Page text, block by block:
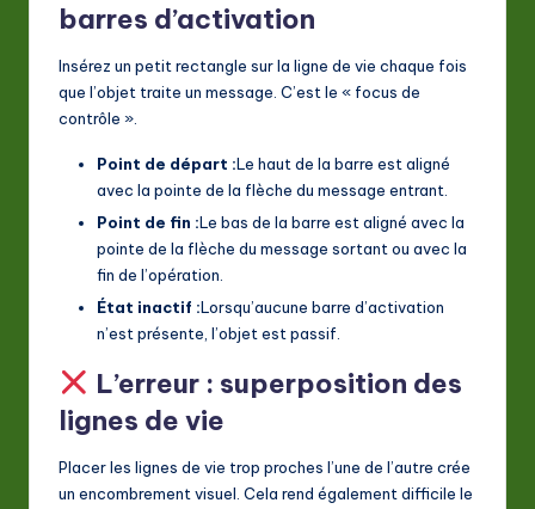
barres d’activation
Insérez un petit rectangle sur la ligne de vie chaque fois
que l’objet traite un message. C’est le « focus de
contrôle ».
Point de départ :Le haut de la barre est aligné
avec la pointe de la flèche du message entrant.
Point de fin :Le bas de la barre est aligné avec la
pointe de la flèche du message sortant ou avec la
fin de l’opération.
État inactif :Lorsqu’aucune barre d’activation
n’est présente, l’objet est passif.
L’erreur : superposition des
lignes de vie
Placer les lignes de vie trop proches l’une de l’autre crée
un encombrement visuel. Cela rend également difficile le